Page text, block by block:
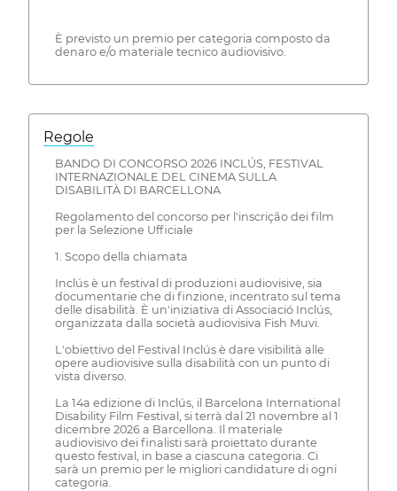
È previsto un premio per categoria composto da
denaro e/o materiale tecnico audiovisivo.
Regole
BANDO DI CONCORSO 2026 INCLÚS, FESTIVAL
INTERNAZIONALE DEL CINEMA SULLA
DISABILITÀ DI BARCELLONA
Regolamento del concorso per l'inscrição dei film
per la Selezione Ufficiale
1. Scopo della chiamata
Inclús è un festival di produzioni audiovisive, sia
documentarie che di finzione, incentrato sul tema
delle disabilità. È un'iniziativa di Associació Inclús,
organizzata dalla società audiovisiva Fish Muvi.
L'obiettivo del Festival Inclús è dare visibilità alle
opere audiovisive sulla disabilità con un punto di
vista diverso.
La 14a edizione di Inclús, il Barcelona International
Disability Film Festival, si terrà dal 21 novembre al 1
dicembre 2026 a Barcellona. Il materiale
audiovisivo dei finalisti sarà proiettato durante
questo festival, in base a ciascuna categoria. Ci
sarà un premio per le migliori candidature di ogni
categoria.